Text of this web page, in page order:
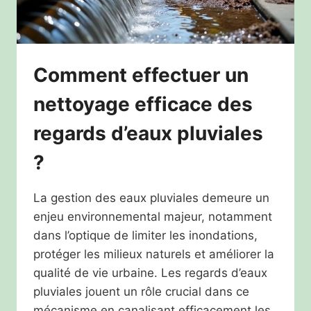
Comment effectuer un
nettoyage efficace des
regards d’eaux pluviales
?
La gestion des eaux pluviales demeure un
enjeu environnemental majeur, notamment
dans l’optique de limiter les inondations,
protéger les milieux naturels et améliorer la
qualité de vie urbaine. Les regards d’eaux
pluviales jouent un rôle crucial dans ce